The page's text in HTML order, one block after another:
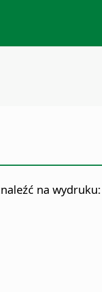
na wydruku: